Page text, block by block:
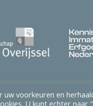
voorkeuren en
U kunt echter naar